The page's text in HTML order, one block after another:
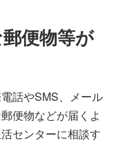
便物等が
話やSMS、メール
便物などが届くよ
センターに相談す